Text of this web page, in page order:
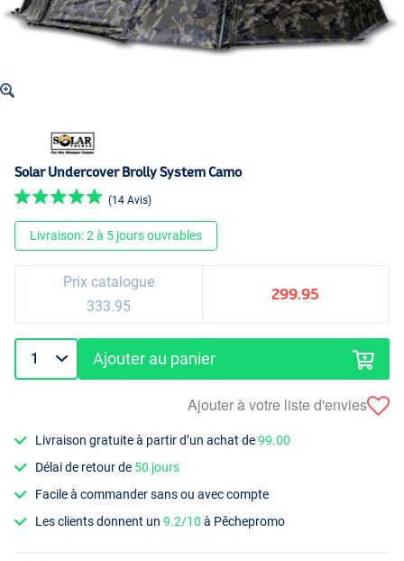
Solar Undercover Brolly System Camo
(14 Avis)
Livraison: 2 à 5 jours ouvrables
Prix catalogue
333.95
299.95
Ajouter au panier
Ajouter à votre liste d'envies
Livraison gratuite à partir d’un achat de99.00
Délai de retour de 50 jours
Facile à commander sans ou avec compte
Les clients donnent un9.2/10 à Pêchepromo